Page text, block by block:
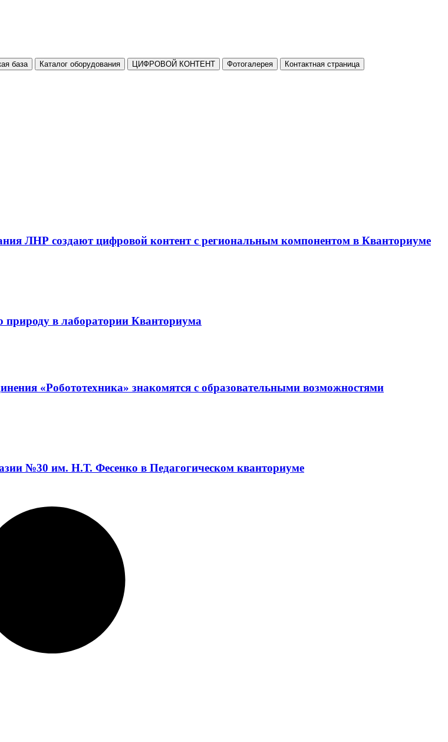
база Каталог оборудования ЦИФРОВОЙ КОНТЕНТ Фотогалерея Контактная страница
ЛНР создают цифровой контент с региональным компонентом в Кванториуме
в лаборатории Кванториума
«Робототехника» знакомятся с образовательными возможностями
№30 им. Н.Т. Фесенко в Педагогическом кванториуме